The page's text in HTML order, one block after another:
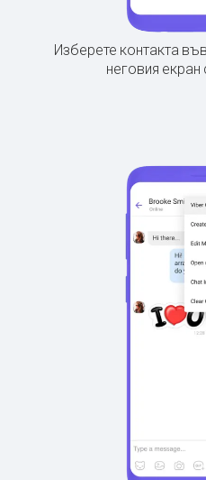
Изберете контакта
неговия